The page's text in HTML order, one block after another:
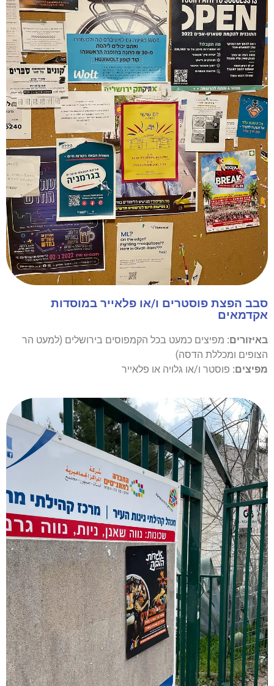
סבב הפצת פוסטרים ו/או פלאייר במוסדות
אקדמאים
באיזורים: מפיצים כמעט בכל הקמפוסים בירושלים (למעט הר
הצופים ומכללת הדסה)
מפיצים: פוסטר ו/או גלויה או פלאייר